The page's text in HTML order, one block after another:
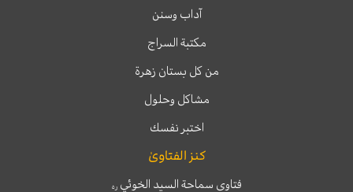
آداب وسنن
مكتبة السراج
من كل بستان زهرة
مشاكل وحلول
اختبر نفسك
كنز الفتاوىٰ
فتاوى سماحة السيد الخوئيره